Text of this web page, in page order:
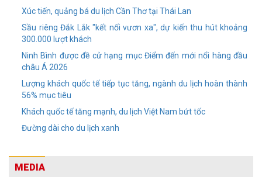
Xúc tiến, quảng bá du lịch Cần Thơ tại Thái Lan
Sầu riêng Đắk Lắk "kết nối vươn xa", dự kiến thu hút khoảng
300.000 lượt khách
Ninh Bình được đề cử hạng mục Điểm đến mới nổi hàng đầu
châu Á 2026
Lượng khách quốc tế tiếp tục tăng, ngành du lịch hoàn thành
56% mục tiêu
Khách quốc tế tăng mạnh, du lịch Việt Nam bứt tốc
Đường dài cho du lịch xanh
MEDIA